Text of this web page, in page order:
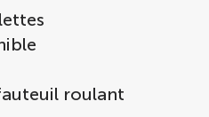
roulant